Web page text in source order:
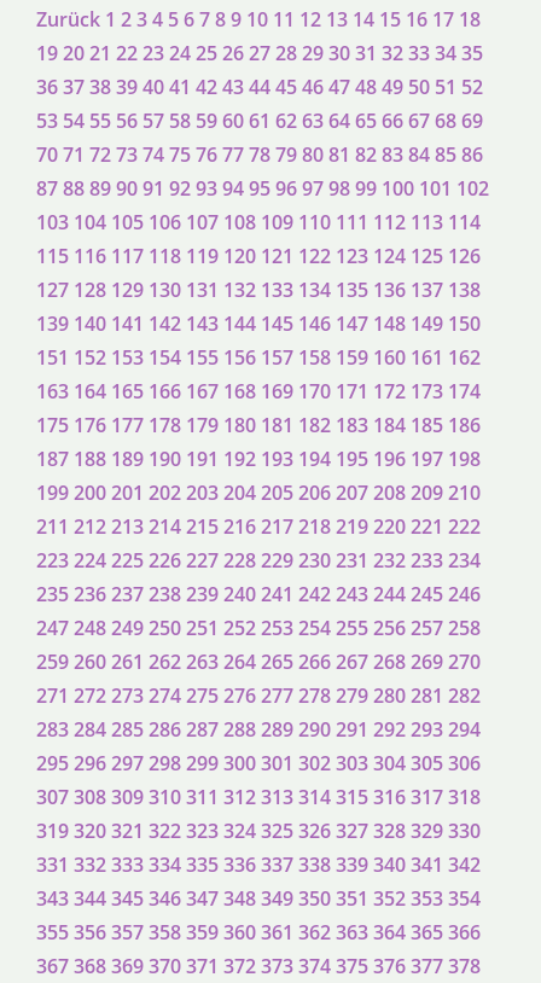
Zurück 1 234 56789 10 11 12 13 14 15 16 17 18
192021 22232425262728293031 32333435
363738394041 4243444546474849 50 51 52
53 54 55 56 57 58 596061 6263646566676869
7071 72737475767778798081 8283848586
8788899091 9293949596979899 100 101 102
103 104 105 106 107 108 109 110 111 112 113 114
115 116 117 118 119 120 121 122 123 124 125 126
127 128 129 130 131 132 133 134 135 136 137 138
139 140 141 142 143 144 145 146 147 148 149 150
151 152 153 154 155 156 157 158 159 160 161 162
163 164 165 166 167 168 169 170 171 172 173 174
175 176 177 178 179 180 181 182 183 184 185 186
187 188 189 190 191 192 193 194 195 196 197 198
199200201 202203204205206207208209210
211 212213214215216217218219220221 222
223224225226227228229230231 232233234
235236237238239240241 242243244245246
247248249250251 252253254255256257258
259260261 262263264265266267268269270
271 272273274275276277278279280281 282
283284285286287288289290291 292293294
295296297298299300301 302303304305306
307308309310311 312313314315316317318
319320321 322323324325326327328329330
331 332333334335336337338339340341 342
343344345346347348349350351 352353354
355356357358359360361 362363364365366
367368369370371 372373374375376377378